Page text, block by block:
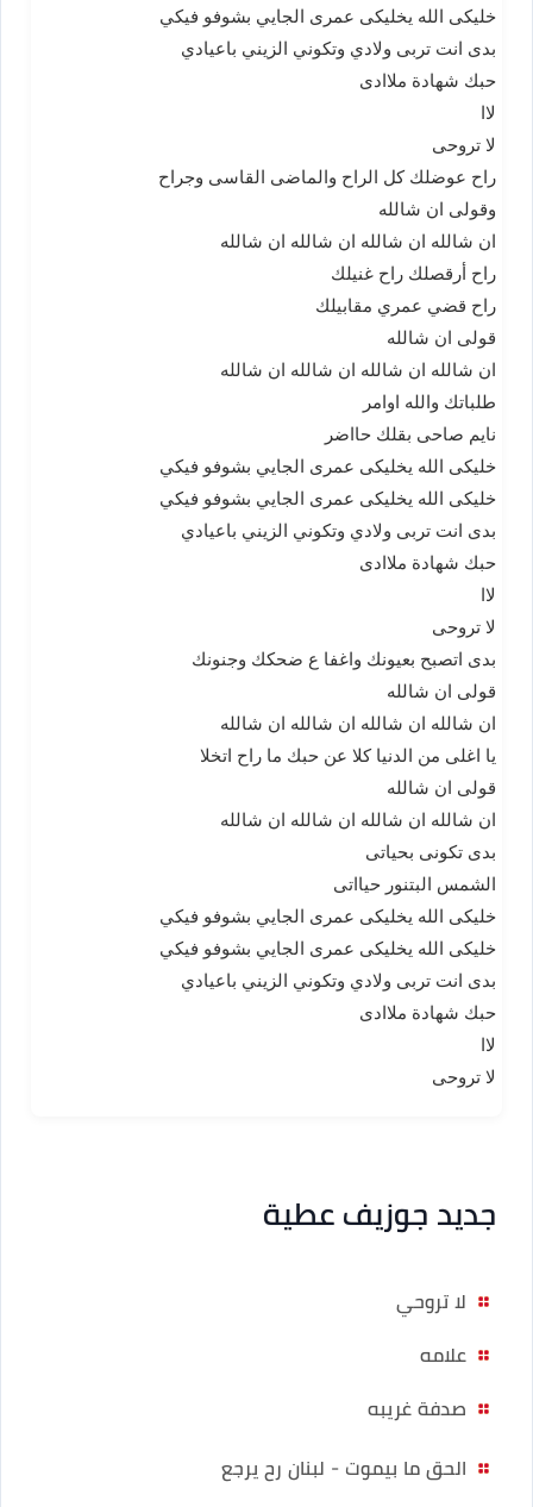
خليكى الله يخليكى عمرى الجايي بشوفو فيكي
بدى انت تربى ولادي وتكوني الزيني باعيادي
حبك شهادة ملاادى
لاا
لا تروحى
راح عوضلك كل الراح والماضى القاسى وجراح
وقولى ان شالله
ان شالله ان شالله ان شالله ان شالله
راح أرقصلك راح غنيلك
راح قضي عمري مقابيلك
قولى ان شالله
ان شالله ان شالله ان شالله ان شالله
طلباتك والله اوامر
نايم صاحى بقلك حااضر
خليكى الله يخليكى عمرى الجايي بشوفو فيكي
خليكى الله يخليكى عمرى الجايي بشوفو فيكي
بدى انت تربى ولادي وتكوني الزيني باعيادي
حبك شهادة ملاادى
لاا
لا تروحى
بدى اتصبح بعيونك واغفا ع ضحكك وجنونك
قولى ان شالله
ان شالله ان شالله ان شالله ان شالله
يا اغلى من الدنيا كلا عن حبك ما راح اتخلا
قولى ان شالله
ان شالله ان شالله ان شالله ان شالله
بدى تكونى بحياتى
الشمس البتنور حيااتى
خليكى الله يخليكى عمرى الجايي بشوفو فيكي
خليكى الله يخليكى عمرى الجايي بشوفو فيكي
بدى انت تربى ولادي وتكوني الزيني باعيادي
حبك شهادة ملاادى
لاا
لا تروحى
جديد جوزيف عطية
لا تروحي
علامه
صدفة غريبه
الحق ما بيموت - لبنان رح يرجع